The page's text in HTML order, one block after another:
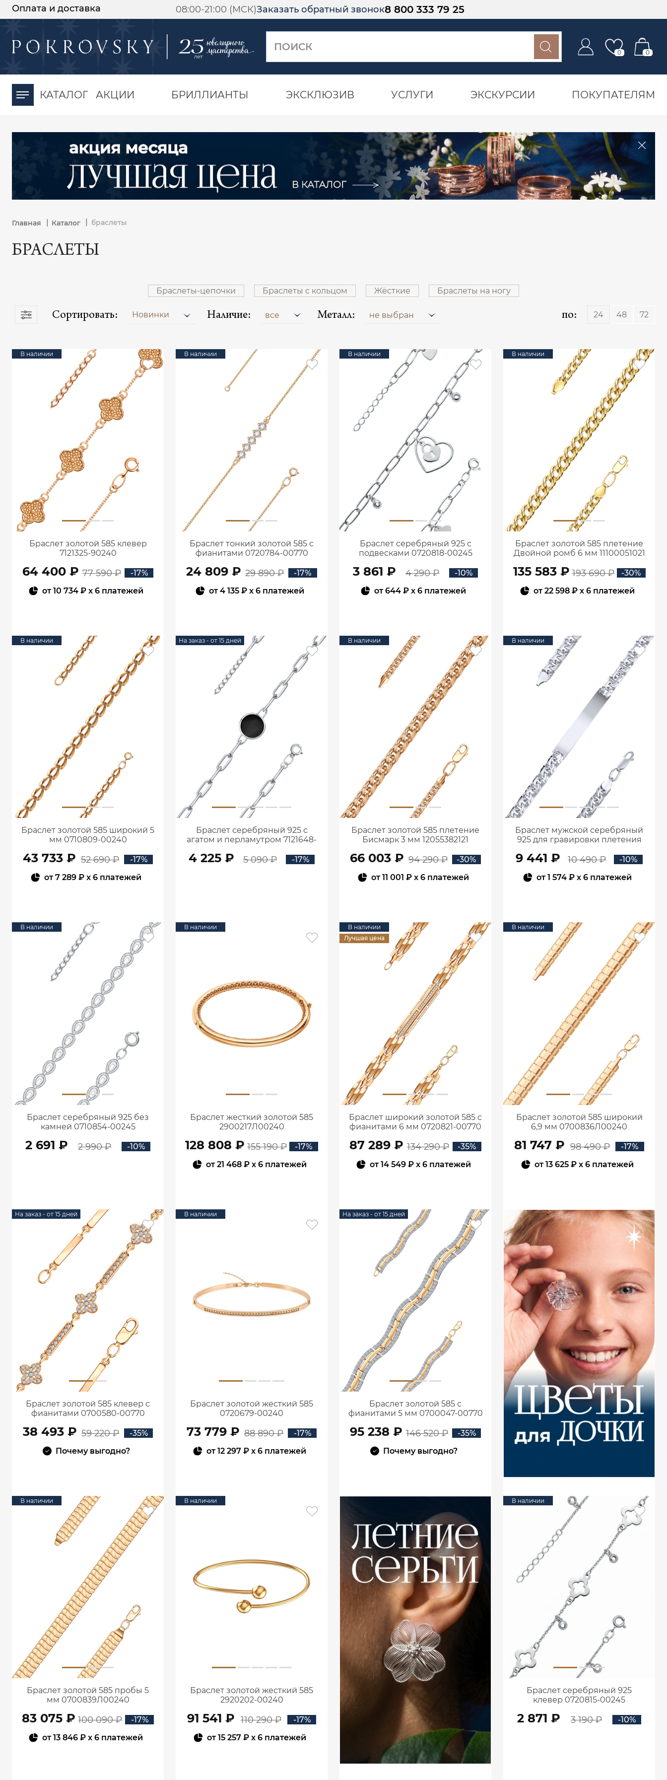
Оплата и доставка 08:00-21:00 (МСК)Заказать обратный звонок8 800 333 79 25
0 0
КАТАЛОГ АКЦИИ БРИЛЛИАНТЫ ЭКСКЛЮЗИВ УСЛУГИ ЭКСКУРСИИ ПОКУПАТЕЛЯМ
Главная | Каталог браслеты
БРАСЛЕТЫ
Браслеты-цепочки Браслеты с кольцом Жёсткие Браслеты на ногу
Сортировать: Новинки Наличие: все Металл: не выбран по: 24 48 72
В наличии
Браслет золотой 585 клевер
7121325-90240
64 400 ₽ 77 590 ₽
-17%
от10 734 ₽x 6 платежей
В наличии
Браслет тонкий золотой 585 с
фианитами 0720784-00770
24 809 ₽ 29 890 ₽
-17%
от4 135 ₽x 6 платежей
В наличии
Браслет серебряный 925 с
подвесками 0720818-00245
3 861 ₽ 4 290 ₽
-10%
от644 ₽ x 6 платежей
В наличии
Браслет золотой 585 плетение
Двойной ромб 6 мм 11100051021
135 583 ₽ 193 690 ₽
-30%
от22 598 ₽x 6 платежей
В наличии
Браслет золотой 585 широкий 5
мм 0710809-00240
43 733 ₽ 52 690 ₽
-17%
от7 289 ₽x 6 платежей
На заказ - от 15 дней
Браслет серебряный 925 с
агатом и перламутром 7121648-
4 225 ₽ 5 090 ₽ -17%
В наличии
Браслет золотой 585 плетение
Бисмарк 3 мм 12055382121
66 003 ₽ 94 290 ₽
-30%
от11 001 ₽ x 6 платежей
В наличии
Браслет мужской серебряный
925 для гравировки плетения
9 441 ₽ 10 490 ₽
-10%
от1 574 ₽x 6 платежей
В наличии
Браслет серебряный 925 без
камней 0710854-00245
2 691 ₽ 2 990 ₽ -10%
В наличии
Браслет жесткий золотой 585
2900217Л00240
128 808 ₽ 155 190 ₽
-17%
от21 468 ₽ x 6 платежей
В наличии
Лучшая цена
Браслет широкий золотой 585 с
фианитами 6 мм 0720821-00770
87 289 ₽ 134 290 ₽
-35%
от14 549 ₽x 6 платежей
В наличии
Браслет золотой 585 широкий
6,9 мм 0700836Л00240
81 747 ₽ 98 490 ₽
-17%
от13 625 ₽x 6 платежей
На заказ - от 15 дней
Браслет золотой 585 клевер с
фианитами 0700580-00770
38 493 ₽ 59 220 ₽
-35%
Почему выгодно?
В наличии
Браслет золотой жесткий 585
0720679-00240
73 779 ₽ 88 890 ₽
-17%
от12 297 ₽ x 6 платежей
На заказ - от 15 дней
Браслет золотой 585 с
фианитами 5 мм 0700047-00770
95 238 ₽ 146 520 ₽
-35%
Почему выгодно?
В наличии
Браслет золотой 585 пробы 5
мм 0700839Л00240
83 075 ₽ 100 090 ₽
-17%
от13 846 ₽ x 6 платежей
В наличии
Браслет золотой жесткий 585
2920202-00240
91 541 ₽ 110 290 ₽
-17%
от15 257 ₽x 6 платежей
В наличии
Браслет серебряный 925
клевер 0720815-00245
2 871 ₽ 3 190 ₽ -10%
-30%
момента оплаты